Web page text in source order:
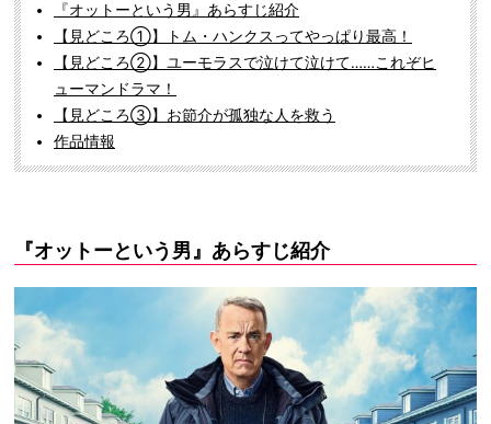
『オットーという男』あらすじ紹介
【見どころ①】トム・ハンクスってやっぱり最高！
【見どころ②】ユーモラスで泣けて泣けて……これぞヒ
ューマンドラマ！
【見どころ③】お節介が孤独な人を救う
作品情報
『オットーという男』あらすじ紹介